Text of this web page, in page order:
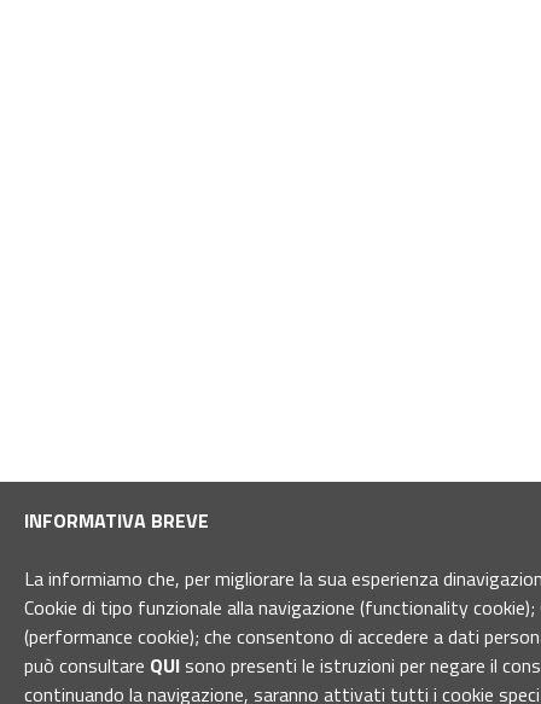
INFORMATIVA BREVE
La informiamo che, per migliorare la sua esperienza
Cookie di tipo funzionale alla navigazione (functionality
(performance cookie); che consentono di accedere a dati
può consultare QUIsono presenti le istruzioni per negare il
continuando la navigazione, saranno attivati tutti i cookie